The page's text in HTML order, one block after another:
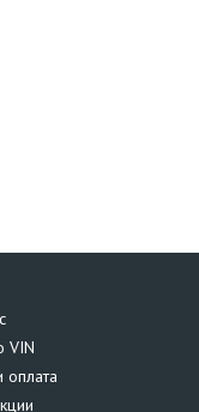
VIN
оплата